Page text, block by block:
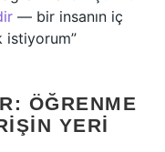
— bir insanın iç
istiyorum”
ÖĞRENME
YERI